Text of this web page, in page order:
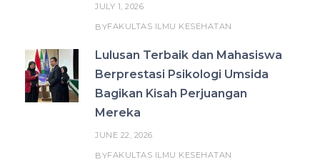
JULY 1, 2026
BYFAKULTAS ILMU KESEHATAN
Lulusan Terbaik dan Mahasiswa
Berprestasi Psikologi Umsida
Bagikan Kisah Perjuangan
Mereka
JUNE 22, 2026
BYFAKULTAS ILMU KESEHATAN